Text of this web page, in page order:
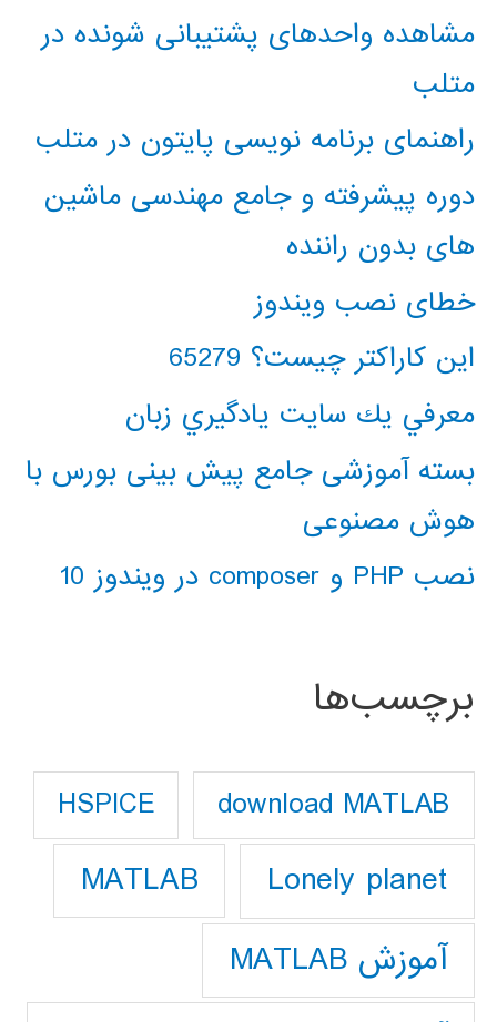
مشاهده واحدهای پشتیبانی شونده در
متلب
راهنمای برنامه نویسی پایتون در متلب
دوره پیشرفته و جامع مهندسی ماشین
های بدون راننده
خطای نصب ویندوز
این کاراکتر چیست؟ 65279
معرفي يك سايت يادگيري زبان
بسته آموزشی جامع پیش بینی بورس با
هوش مصنوعی
نصب PHP و composer در ویندوز 10
برچسب‌ها
download MATLAB
HSPICE
Lonely planet
MATLAB
آموزش MATLAB